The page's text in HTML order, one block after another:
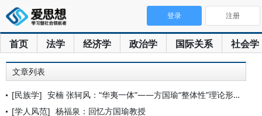
首页 法学 经济学 政治学 国际关系 社会学
登录 注册
文章列表
[民族学] 安楠 张轲风：“华夷一体”——方国瑜“整体性”理论形成的思想
[学人风范] 杨福泉：回忆方国瑜教授